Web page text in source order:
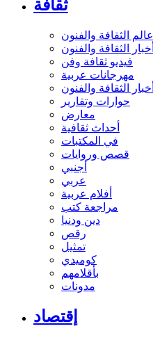
ثقافة
عالم الثقافة والفنون
أخبار الثقافة والفنون
فيديو ثقافة وفن
مهرجانات عربية
أخبار الثقافة والفنون
حوارات وتقارير
معارض
أحداث ثقافية
في المكتبات
قصص وروايات
أجنبي
عربي
أفلام عربية
مراجعة كتب
دين ودنيا
رقص
تمثيل
كوميدي
بأقلامهم
مدونات
إقتصاد